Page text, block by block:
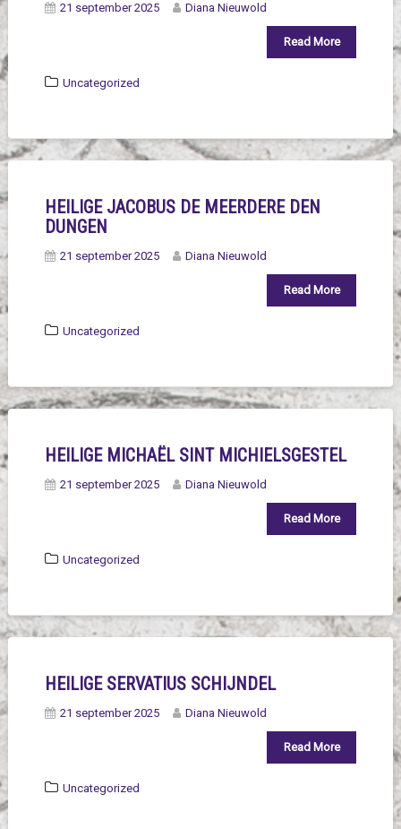
21 september 2025 Diana Nieuwold
Read More
Uncategorized
HEILIGE JACOBUS DE MEERDERE DEN
DUNGEN
21 september 2025 Diana Nieuwold
Read More
Uncategorized
HEILIGE MICHAËL SINT MICHIELSGESTEL
21 september 2025 Diana Nieuwold
Read More
Uncategorized
HEILIGE SERVATIUS SCHIJNDEL
21 september 2025 Diana Nieuwold
Read More
Uncategorized